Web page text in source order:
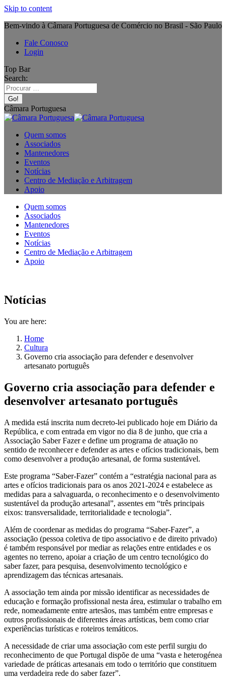
Skip to content
Bem-vindo à Câmara Portuguesa de Comércio no Brasil - São Paulo
Fale Conosco
Login
Top Bar
Search:
Câmara Portuguesa
Quem somos
Associados
Mantenedores
Eventos
Notícias
Centro de Mediação e Arbitragem
Apoio
Quem somos
Associados
Mantenedores
Eventos
Notícias
Centro de Mediação e Arbitragem
Apoio
Notícias
You are here:
Home
Cultura
Governo cria associação para defender e desenvolver
artesanato português
Governo cria associação para defender e
desenvolver artesanato português
A medida está inscrita num decreto-lei publicado hoje em Diário da
República, e com entrada em vigor no dia 8 de junho, que cria a
Associação Saber Fazer e define um programa de atuação no
sentido de reconhecer e defender as artes e ofícios tradicionais, bem
como desenvolver a produção artesanal, de forma sustentável.
Este programa “Saber-Fazer” contém a “estratégia nacional para as
artes e ofícios tradicionais para os anos 2021-2024 e estabelece as
medidas para a salvaguarda, o reconhecimento e o desenvolvimento
sustentável da produção artesanal”, assentes em “três principais
eixos: transversalidade, territorialidade e tecnologia”.
Além de coordenar as medidas do programa “Saber-Fazer”, a
associação (pessoa coletiva de tipo associativo e de direito privado)
é também responsável por mediar as relações entre entidades e os
agentes no terreno, apoiar a criação de um centro tecnológico do
saber fazer, para pesquisa, desenvolvimento tecnológico e
aprendizagem das técnicas artesanais.
A associação tem ainda por missão identificar as necessidades de
educação e formação profissional nesta área, estimular o trabalho em
rede, nomeadamente entre artesãos, mas também entre empresas e
outros profissionais de diferentes áreas artísticas, bem como criar
experiências turísticas e roteiros temáticos.
A necessidade de criar uma associação com este perfil surgiu do
reconhecimento de que Portugal dispõe de uma “vasta e heterogénea
variedade de práticas artesanais em todo o território que constituem
uma verdadeira rede do saber fazer”.